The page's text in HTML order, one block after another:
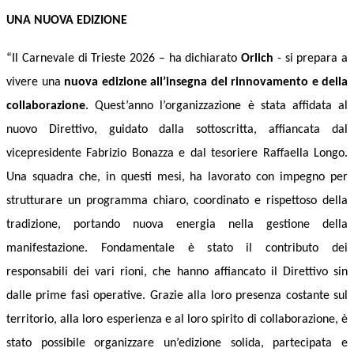
UNA NUOVA EDIZIONE
“Il Carnevale di Trieste 2026 – ha dichiarato Orlich - si prepara a
vivere una nuova edizione all’insegna del rinnovamento e della
collaborazione. Quest’anno l’organizzazione è stata affidata al
nuovo Direttivo, guidato dalla sottoscritta, affiancata dal
vicepresidente Fabrizio Bonazza e dal tesoriere Raffaella Longo.
Una squadra che, in questi mesi, ha lavorato con impegno per
strutturare un programma chiaro, coordinato e rispettoso della
tradizione, portando nuova energia nella gestione della
manifestazione. Fondamentale è stato il contributo dei
responsabili dei vari rioni, che hanno affiancato il Direttivo sin
dalle prime fasi operative. Grazie alla loro presenza costante sul
territorio, alla loro esperienza e al loro spirito di collaborazione, è
stato possibile organizzare un’edizione solida, partecipata e